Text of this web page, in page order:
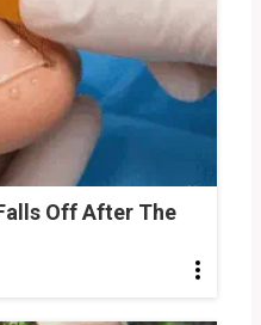
Off After The